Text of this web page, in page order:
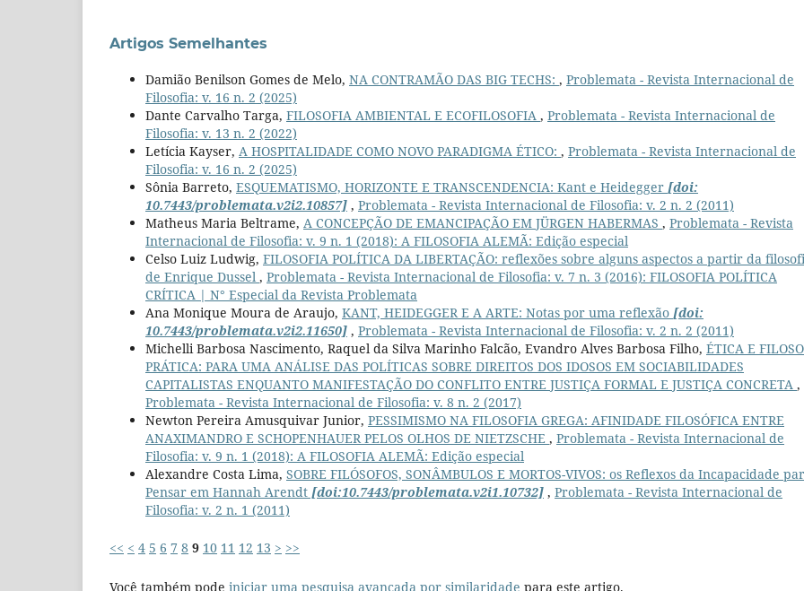
Artigos Semelhantes
Damião Benilson Gomes de Melo, NA CONTRAMÃO DAS BIG TECHS: , Problemata - Revista Internacional de
Filosofia: v. 16 n. 2 (2025)
Dante Carvalho Targa, FILOSOFIA AMBIENTAL E ECOFILOSOFIA , Problemata - Revista Internacional de
Filosofia: v. 13 n. 2 (2022)
Letícia Kayser, A HOSPITALIDADE COMO NOVO PARADIGMA ÉTICO: , Problemata - Revista Internacional de
Filosofia: v. 16 n. 2 (2025)
Sônia Barreto, ESQUEMATISMO, HORIZONTE E TRANSCENDENCIA: Kant e Heidegger [doi:
10.7443/problemata.v2i2.10857] , Problemata - Revista Internacional de Filosofia: v. 2 n. 2 (2011)
Matheus Maria Beltrame, A CONCEPÇÃO DE EMANCIPAÇÃO EM JÜRGEN HABERMAS , Problemata - Revista
Internacional de Filosofia: v. 9 n. 1 (2018): A FILOSOFIA ALEMÃ: Edição especial
Celso Luiz Ludwig, FILOSOFIA POLÍTICA DA LIBERTAÇÃO: reflexões sobre alguns aspectos a partir da
de Enrique Dussel , Problemata - Revista Internacional de Filosofia: v. 7 n. 3 (2016): FILOSOFIA POLÍTICA
CRÍTICA | N° Especial da Revista Problemata
Ana Monique Moura de Araujo, KANT, HEIDEGGER E A ARTE: Notas por uma reflexão [doi:
10.7443/problemata.v2i2.11650] , Problemata - Revista Internacional de Filosofia: v. 2 n. 2 (2011)
Michelli Barbosa Nascimento, Raquel da Silva Marinho Falcão, Evandro Alves Barbosa Filho, ÉTICA E
PRÁTICA: PARA UMA ANÁLISE DAS POLÍTICAS SOBRE DIREITOS DOS IDOSOS EM SOCIABILIDADES
CAPITALISTAS ENQUANTO MANIFESTAÇÃO DO CONFLITO ENTRE JUSTIÇA FORMAL E JUSTIÇA CONCRETA ,
Problemata - Revista Internacional de Filosofia: v. 8 n. 2 (2017)
Newton Pereira Amusquivar Junior, PESSIMISMO NA FILOSOFIA GREGA: AFINIDADE FILOSÓFICA ENTRE
ANAXIMANDRO E SCHOPENHAUER PELOS OLHOS DE NIETZSCHE , Problemata - Revista Internacional de
Filosofia: v. 9 n. 1 (2018): A FILOSOFIA ALEMÃ: Edição especial
Alexandre Costa Lima, SOBRE FILÓSOFOS, SONÂMBULOS E MORTOS-VIVOS: os Reflexos da Incapacidade
Pensar em Hannah Arendt [doi:10.7443/problemata.v2i1.10732] , Problemata - Revista Internacional de
Filosofia: v. 2 n. 1 (2011)
<< < 4 5 6 7 8 9 10 11 12 13 > >>
Você também pode iniciar uma pesquisa avançada por similaridade para este artigo.